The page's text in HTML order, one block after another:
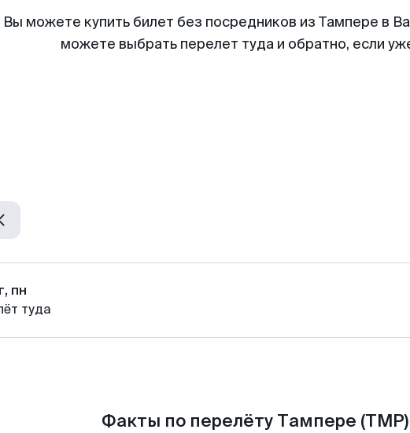
Вы можете купить билет без посредников из Тампере в
можете выбрать перелет туда и обратно, если
пн
туда
Факты по перелёту Тампере (TMP)